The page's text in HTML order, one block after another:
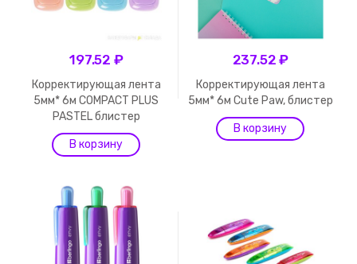
197.52 ₽
Корректирующая лента
5мм* 6м COMPACT PLUS
PASTEL блистер
237.52 ₽
Корректирующая лента
5мм* 6м Cute Paw, блистер